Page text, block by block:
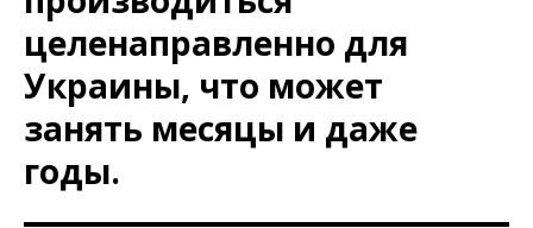
целенаправленно для
Украины, что может
занять месяцы и даже
годы.